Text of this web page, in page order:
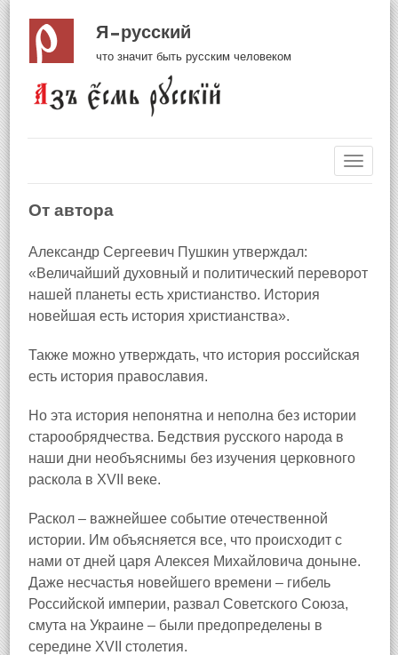
Я русский
что значит быть русским человеком
От автора
Александр Сергеевич Пушкин утверждал:
«Величайший духовный и политический переворот
нашей планеты есть христианство. История
новейшая есть история христианства».
Также можно утверждать, что история российская
есть история православия.
Но эта история непонятна и неполна без истории
старообрядчества. Бедствия русского народа в
наши дни необъяснимы без изучения церковного
раскола в XVII веке.
Раскол – важнейшее событие отечественной
истории. Им объясняется все, что происходит с
нами от дней царя Алексея Михайловича доныне.
Даже несчастья новейшего времени – гибель
Российской империи, развал Советского Союза,
смута на Украине – были предопределены в
середине XVII столетия.